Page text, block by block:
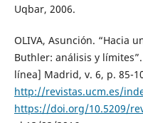
Uqbar, 2006.
OLIVA, Asunción. “Hacia
Buthler: análisis y
línea] Madrid, v. 6, p. 85-
http://revistas.ucm.es/
https://doi.org/10.5209/